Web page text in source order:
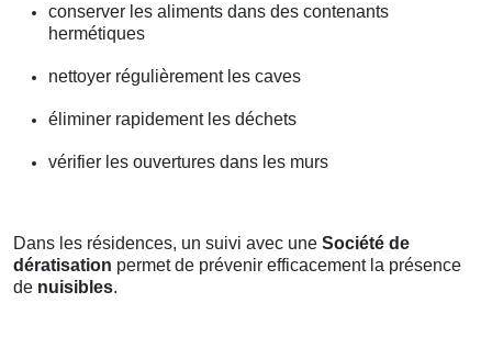
conserver les aliments dans des contenants
hermétiques
nettoyer régulièrement les caves
éliminer rapidement les déchets
vérifier les ouvertures dans les murs
Dans les résidences, un suivi avec une Société de
dératisation permet de prévenir efficacement la présence
de nuisibles.